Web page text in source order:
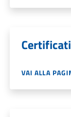
VAI ALLA